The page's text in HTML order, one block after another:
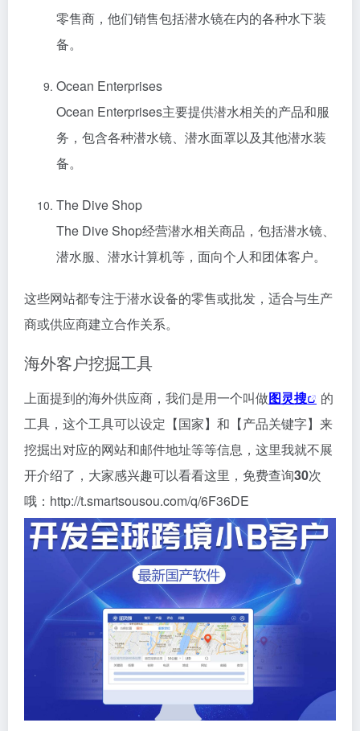
零售商，他们销售包括潜水镜在内的各种水下装
备。
Ocean Enterprises
Ocean Enterprises主要提供潜水相关的产品和服
务，包含各种潜水镜、潜水面罩以及其他潜水装
备。
The Dive Shop
The Dive Shop经营潜水相关商品，包括潜水镜、
潜水服、潜水计算机等，面向个人和团体客户。
这些网站都专注于潜水设备的零售或批发，适合与生产
商或供应商建立合作关系。
海外客户挖掘工具
上面提到的海外供应商，我们是用一个叫做图灵搜
的
工具，这个工具可以设定【国家】和【产品关键字】来
挖掘出对应的网站和邮件地址等等信息，这里我就不展
开介绍了，大家感兴趣可以看看这里，免费查询30次
哦：http://t.smartsousou.com/q/6F36DE